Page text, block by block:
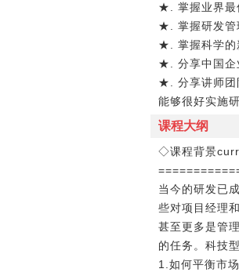
★. 掌握业界最
★. 掌握研发管
★. 掌握科学的
★. 分享中国企
★. 分享讲师团
能够很好实施
课程大纲
◇课程背景
当今的研发已
些对项目经理
甚至更多是管
的任务。科技
1.如何平衡市